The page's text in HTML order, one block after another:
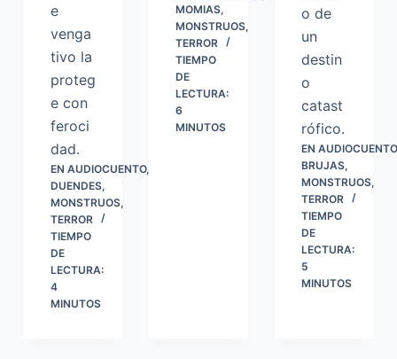
e
venga
tivo la
proteg
e con
feroci
dad.
EN AUDIOCUENTO,
DUENDES,
MONSTRUOS,
TERROR
TIEMPO
DE
LECTURA:
4
MINUTOS
MOMIAS,
MONSTRUOS,
TERROR
TIEMPO
DE
LECTURA:
6
MINUTOS
o de
un
destin
o
catast
rófico.
EN AUDIOCUENTO
BRUJAS,
MONSTRUOS,
TERROR
TIEMPO
DE
LECTURA:
5
MINUTOS